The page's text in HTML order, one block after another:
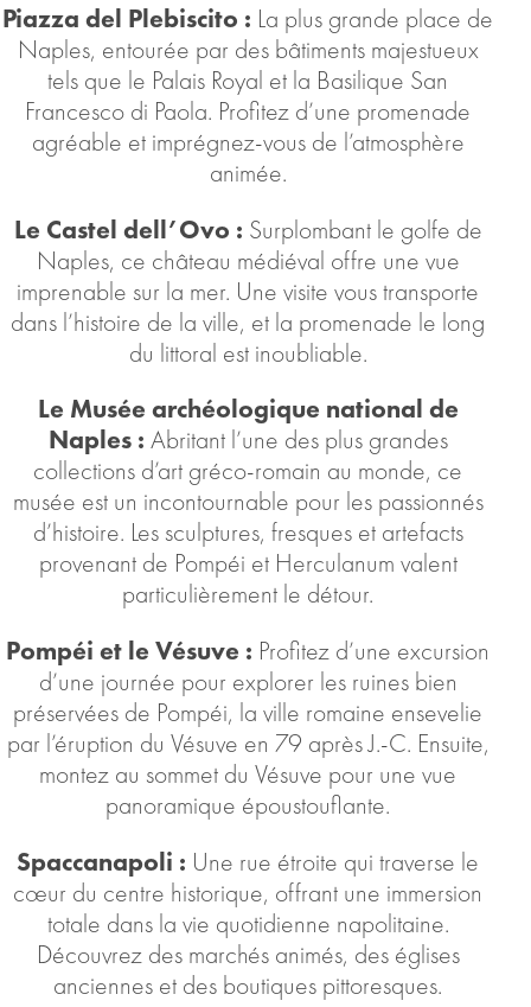
Piazza del Plebiscito : La plus grande place de
Naples, entourée par des bâtiments majestueux
tels que le Palais Royal et la Basilique San
Francesco di Paola. Profitez d’une promenade
agréable et imprégnez-vous de l’atmosphère
animée.
Le Castel dell’Ovo : Surplombant le golfe de
Naples, ce château médiéval offre une vue
imprenable sur la mer. Une visite vous transporte
dans l’histoire de la ville, et la promenade le long
du littoral est inoubliable.
Le Musée archéologique national de
Naples : Abritant l’une des plus grandes
collections d’art gréco-romain au monde, ce
musée est un incontournable pour les passionnés
d’histoire. Les sculptures, fresques et artefacts
provenant de Pompéi et Herculanum valent
particulièrement le détour.
Pompéi et le Vésuve : Profitez d’une excursion
d’une journée pour explorer les ruines bien
préservées de Pompéi, la ville romaine ensevelie
par l’éruption du Vésuve en 79 après J.-C. Ensuite,
montez au sommet du Vésuve pour une vue
panoramique époustouflante.
Spaccanapoli : Une rue étroite qui traverse le
cœur du centre historique, offrant une immersion
totale dans la vie quotidienne napolitaine.
Découvrez des marchés animés, des églises
anciennes et des boutiques pittoresques.